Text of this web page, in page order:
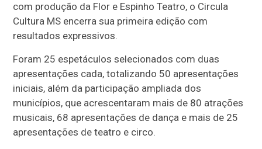
com produção da Flor e Espinho Teatro, o Circula
Cultura MS encerra sua primeira edição com
resultados expressivos.
Foram 25 espetáculos selecionados com duas
apresentações cada, totalizando 50 apresentações
iniciais, além da participação ampliada dos
municípios, que acrescentaram mais de 80 atrações
musicais, 68 apresentações de dança e mais de 25
apresentações de teatro e circo.